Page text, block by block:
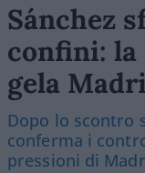
Sánchez
confini: la
gela
Dopo lo scontro
conferma i
pressioni di